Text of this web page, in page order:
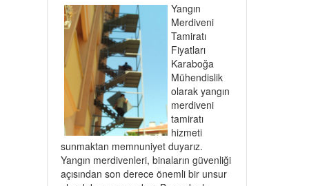
Yangın
Merdiveni
Tamiratı
Fiyatları
Karaboğa
Mühendislik
olarak yangın
merdiveni
tamiratı
hizmeti
sunmaktan memnuniyet duyarız.
Yangın merdivenleri, binaların güvenliği
açısından son derece önemli bir unsur